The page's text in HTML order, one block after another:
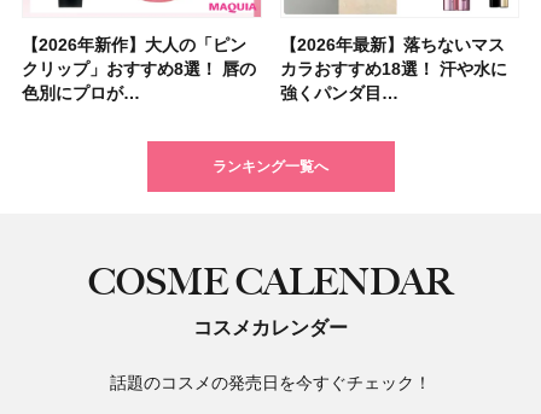
【2026年新作】大人の「ピン
クリップ」おすすめ8選！ 唇の
色別にプロが…
【2026年最新】落ちないマス
カラおすすめ18選！ 汗や水に
強くパンダ目…
【クリスマスコフレ2026】ク
リニークのホリデーコフレを一
挙紹介！ 人気…
【2026夏】「大人のニキビケ
ア」ランキングTOP5！＜マキ
アビューティ…
【2026年最新】落ちないマス
カラおすすめ18選！ 汗や水に
強くパンダ目…
シャネルの新作リップ「ルージ
ュ ココ イドゥラ グロス」全15
色スウォッ…
【石井美保さん・50歳のボディ
ケア愛用品16選】首・手・バス
トのパーツケ…
【ニベア】美容液リップクリー
ム＆ボディスクラブが新登場！
大人気の色付き…
【石井美保さんのおすすめお菓
子＆お茶10選】手土産にもぴっ
たり
【40代以上におすすめのプロテ
イン10選】美と健康に不可欠な
タンパク質を…
【2026年夏】小顔に見えるボ
ブの髪型37選！ レイヤー・切
りっぱなしな…
【最新】髪のうねり・広がり・
くせ毛におすすめのシャンプー
17選
【ILLIT（アイリット）ライブ
レポ】TOYOTA ARENA
TOKY…
【無印良品】スキンケア×衣料
素材の最強タッグで実現！ 着
るだけで保湿でき…
【ルナソルアイシャドウ】アイ
カラーレーションN新色・限定
色をイエベ・ブ…
ツヤ好きの人生チーク！エナモ
ル メロウメルティングチーク
限定〈102 ロ…
ランキング一覧へ
COSME CALENDAR
コスメカレンダー
話題のコスメの発売日を今すぐチェック！